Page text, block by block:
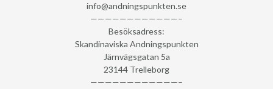
info@andningspunkten.se
————————————–
Besöksadress:
Skandinaviska Andningspunkten
Järnvägsgatan 5a
23144 Trelleborg
————————————–